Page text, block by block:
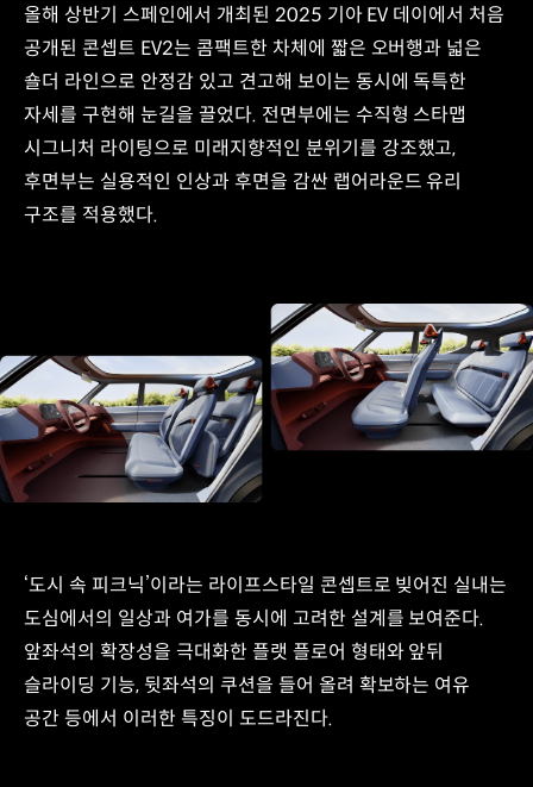
올해 상반기 스페인에서 개최된 2025 기아 EV 데이에서 처음
공개된 콘셉트 EV2는 콤팩트한 차체에 짧은 오버행과 넓은
숄더 라인으로 안정감 있고 견고해 보이는 동시에 독특한
자세를 구현해 눈길을 끌었다. 전면부에는 수직형 스타맵
시그니처 라이팅으로 미래지향적인 분위기를 강조했고,
후면부는 실용적인 인상과 후면을 감싼 랩어라운드 유리
구조를 적용했다.
‘도시 속 피크닉’이라는 라이프스타일 콘셉트로 빚어진 실내는
도심에서의 일상과 여가를 동시에 고려한 설계를 보여준다.
앞좌석의 확장성을 극대화한 플랫 플로어 형태와 앞뒤
슬라이딩 기능, 뒷좌석의 쿠션을 들어 올려 확보하는 여유
공간 등에서 이러한 특징이 도드라진다.